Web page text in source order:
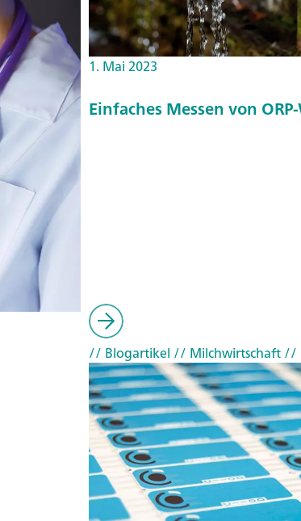
1. Mai 2023
Einfaches Messen von
// Blogartikel // Milchwirtschaft//